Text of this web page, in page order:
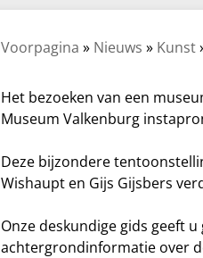
Voorpagina » Nieuws » Kunst
Het bezoeken van een
Museum Valkenburg
Deze bijzondere
Wishaupt en Gijs Gijsbers
Onze deskundige gids geeft
achtergrondinformatie over